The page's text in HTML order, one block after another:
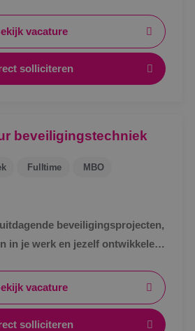
vacature
solliciteren
beveiligingstechniek
Fulltime MBO
beveiligingsprojecten,
in je werk en jezelf ontwikkelen
vacature
solliciteren